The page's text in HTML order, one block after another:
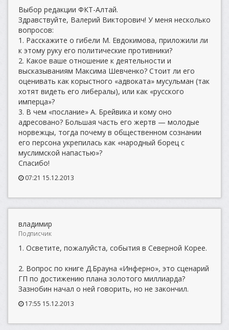
Выбор редакции ФКТ-Алтай.
Здравствуйте, Валерий Викторович! У меня несколько
вопросов:
1. Расскажите о гибели М. Евдокимова, приложили ли
к этому руку его политические противники?
2. Какое ваше отношение к деятельности и
высказываниям Максима Шевченко? Стоит ли его
оценивать как корыстного «адвоката» мусульман (так
хотят видеть его либералы), или как «русского
имперца»?
3. В чем «послание» А. Брейвика и кому оно
адресовано? Большая часть его жертв — молодые
норвежцы, тогда почему в общественном сознании
его персона укрепилась как «народный борец с
муслимской напастью»?
Спасибо!
07:21 15.12.2013
владимир
Подписчик
1. Осветите, пожалуйста, события в Северной Корее.
2. Вопрос по книге Д.Брауна «Инферно», это сценарий
ГП по достижению плана золотого миллиарда?
Зазнобин начал о ней говорить, но не закончил.
17:55 15.12.2013